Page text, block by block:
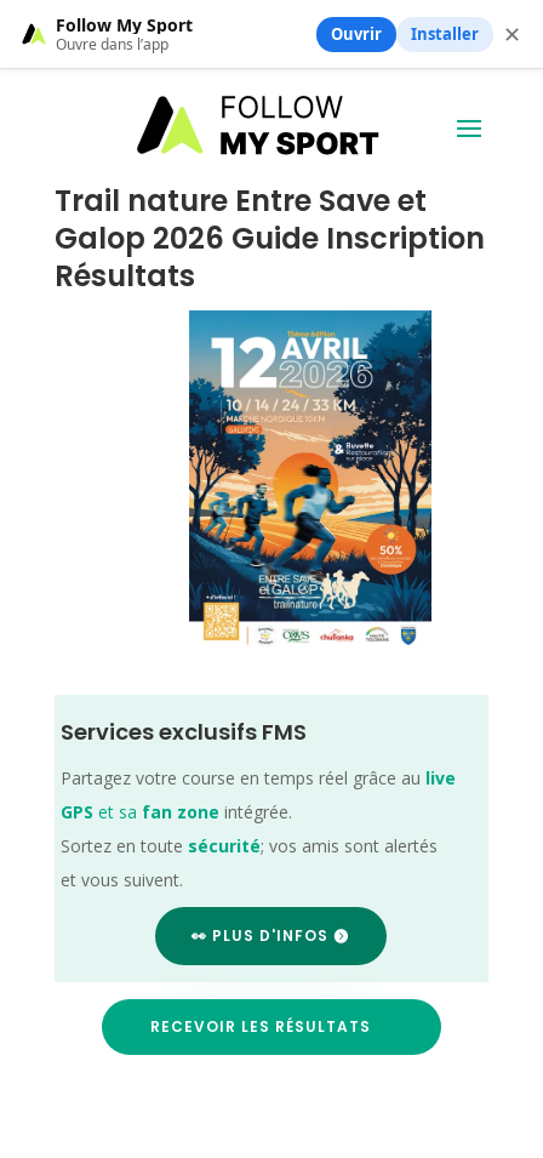
Trail nature Entre Save et
Galop 2026 Guide Inscription
Résultats
Services exclusifs FMS
Partagez votre course en temps réel grâce au live
GPS et sa fan zone intégrée.
Sortez en toute sécurité; vos amis sont alertés
et vous suivent.
👀 PLUS D'INFOS
RECEVOIR LES RÉSULTATS
Follow My Sport
Ouvre dans l’app Ouvrir Installer ✕